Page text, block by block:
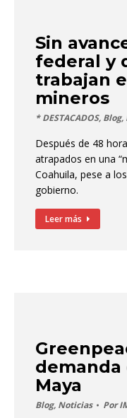
Sin
federal y
trabajan
mineros
* DESTACADOS, Blog,
Después de 48
atrapados en una
Coahuila, pese a
gobierno.
Leer más
demanda
Maya
Blog, Noticias Por